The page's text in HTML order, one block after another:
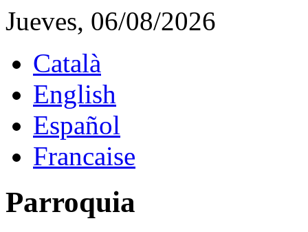
Jueves, 06/08/2026
Català
English
Español
Francaise
Parroquia